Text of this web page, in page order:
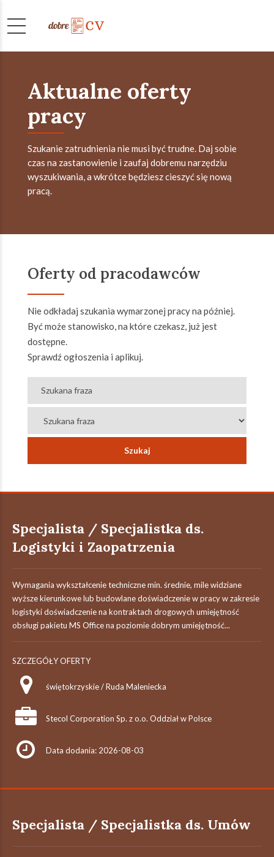
Aktualne oferty
pracy
Szukanie zatrudnienia nie musi być trudne. Daj sobie
czas na zastanowienie i zaufaj dobremu narzędziu
wyszukiwania, a wkrótce będziesz cieszyć się nową
pracą.
Oferty od pracodawców
Nie odkładaj szukania wymarzonej pracy na później.
Być może stanowisko, na które czekasz, już jest
dostępne.
Sprawdź ogłoszenia i aplikuj.
Specjalista / Specjalistka ds.
Logistyki i Zaopatrzenia
Wymagania wykształcenie techniczne min. średnie, mile widziane
wyższe kierunkowe lub budowlane doświadczenie w pracy w zakresie
logistyki doświadczenie na kontraktach drogowych umiejętność
obsługi pakietu MS Office na poziomie dobrym umiejętność...
SZCZEGÓŁY OFERTY
świętokrzyskie / Ruda Maleniecka
Stecol Corporation Sp. z o.o. Oddział w Polsce
Data dodania: 2026-08-03
Specjalista / Specjalistka ds. Umów